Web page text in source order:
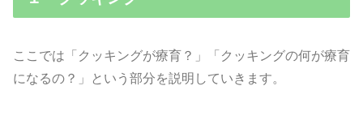
ここでは「クッキングが療育？」「クッキングの何が療育
になるの？」という部分を説明していきます。